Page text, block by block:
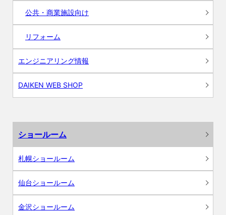
公共・商業施設向け
リフォーム
エンジニアリング情報
DAIKEN WEB SHOP
ショールーム
札幌ショールーム
仙台ショールーム
金沢ショールーム